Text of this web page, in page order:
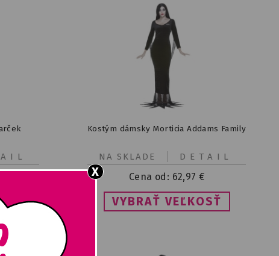
X
Kostým dámsky Morticia Addams Family
Cena od: 62,97 €
VYBRAŤ VEĽKOSŤ
DETAIL
NA SKLADE